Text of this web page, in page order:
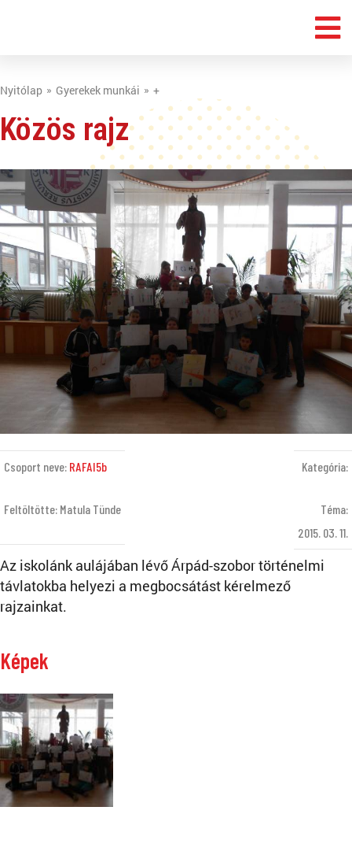
Nyitólap Gyerekek munkái +
Közös rajz
Csoport neve: RAFAI5b
Feltöltötte: Matula Tünde
Kategória:
Téma:
2015. 03. 11.
Az iskolánk aulájában lévő Árpád-szobor történelmi
távlatokba helyezi a megbocsátást kérelmező
rajzainkat.
Képek